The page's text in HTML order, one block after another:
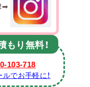
➡
もり無料！
103-718
ルでお手軽に！